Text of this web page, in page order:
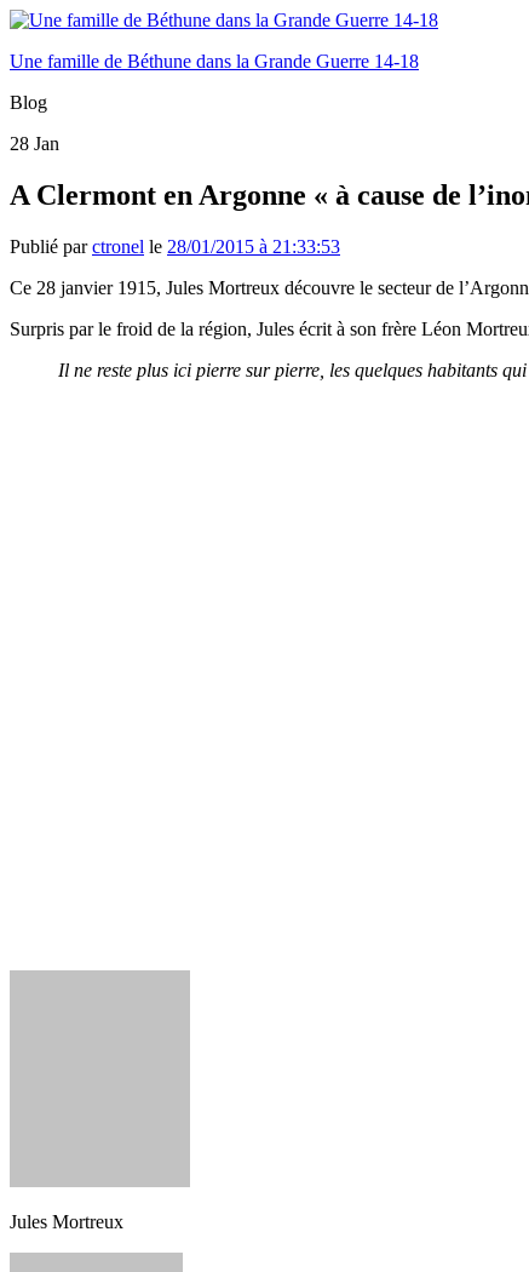
Une famille de Béthune dans la Grande Guerre 14-18
Blog
28 Jan
A Clermont en Argonne « à cause de
Publié parctronel le 28/01/2015 à 21:33:53
Ce 28 janvier 1915, Jules Mortreux découvre le secteur de
Surpris par le froid de la région, Jules écrit à son frère Léon
Il ne reste plus ici pierre sur pierre, les quelques habitants
Jules Mortreux